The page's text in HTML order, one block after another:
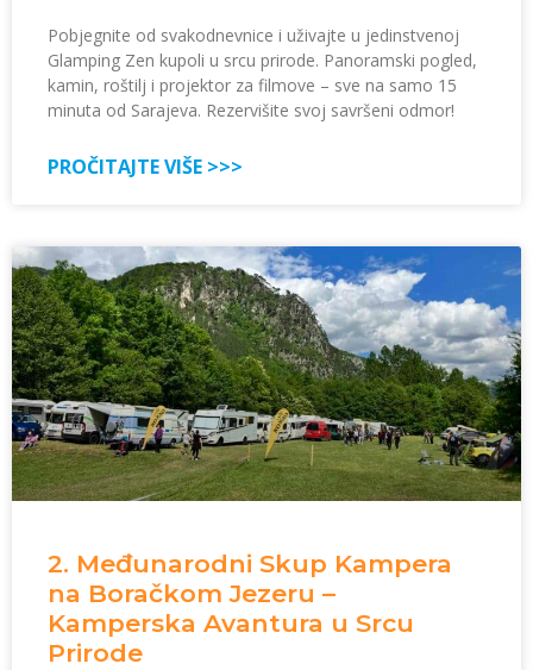
Pobjegnite od svakodnevnice i uživajte u jedinstvenoj
Glamping Zen kupoli u srcu prirode. Panoramski pogled,
kamin, roštilj i projektor za filmove – sve na samo 15
minuta od Sarajeva. Rezervišite svoj savršeni odmor!
PROČITAJTE VIŠE >>>
2. Međunarodni Skup Kampera
na Boračkom Jezeru –
Kamperska Avantura u Srcu
Prirode